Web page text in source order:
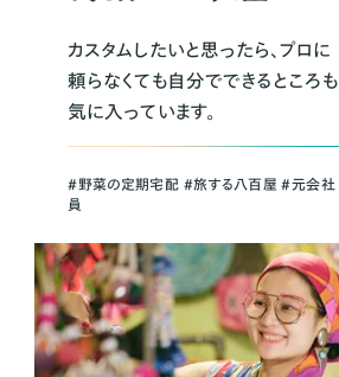
カスタムしたいと思ったら、プロに
頼らなくても自分でできるところも
気に入っています。
＃野菜の定期宅配 ＃旅する八百屋 ＃元会社
員